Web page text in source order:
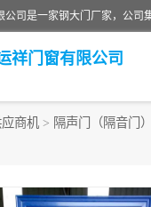
祥门窗有限公司
商机 > 隔声门（隔音门）
变压器